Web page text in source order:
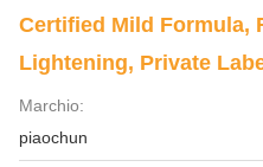
Certified Mild Formula,
Lightening, Private
Marchio:
piaochun